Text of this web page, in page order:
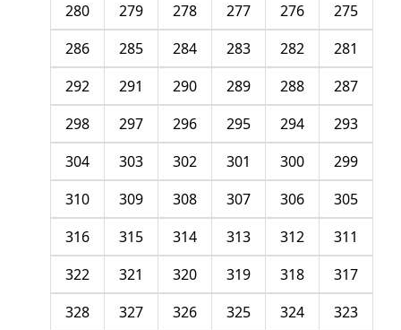
275
276
277
278
279
280
281
282
283
284
285
286
287
288
289
290
291
292
293
294
295
296
297
298
299
300
301
302
303
304
305
306
307
308
309
310
311
312
313
314
315
316
317
318
319
320
321
322
323
324
325
326
327
328